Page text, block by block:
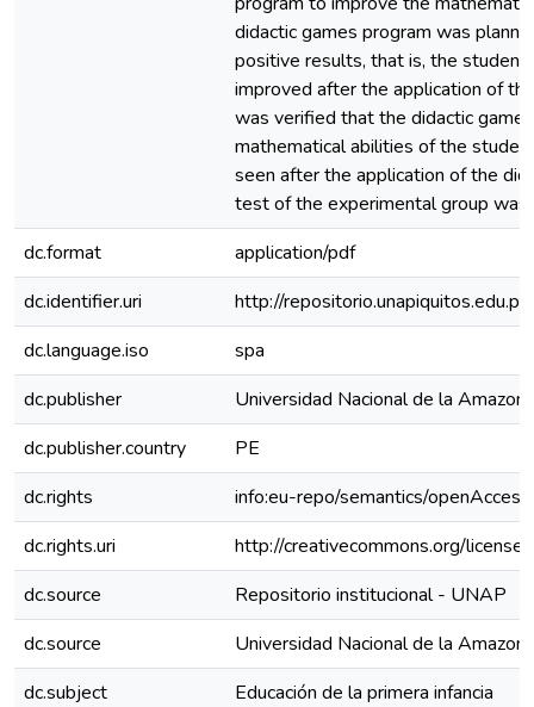
didactic games program was
positive results, that is, the
improved after the application of
was verified that the didactic
mathematical abilities of the
seen after the application of the
test of the experimental group was
dc.format
application/pdf
dc.identifier.uri
http://
dc.language.iso
spa
dc.publisher
Universidad Nacional de la
dc.publisher.country
PE
dc.rights
info:eu-repo/semantics/openAccess
dc.rights.uri
http://creativecommons.org/
dc.source
Repositorio institucional - UNAP
dc.source
Universidad Nacional de la
dc.subject
Educación de la primera infancia